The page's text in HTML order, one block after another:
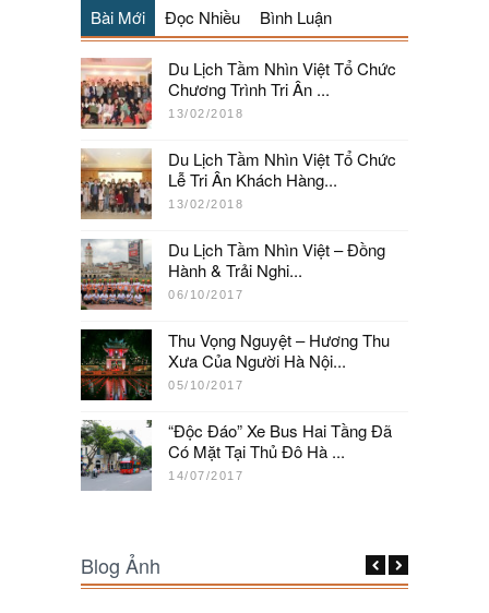
Bài Mới Đọc Nhiều Bình Luận
Du Lịch Tầm Nhìn Việt Tổ Chức
Chương Trình Tri Ân ...
13/02/2018
Du Lịch Tầm Nhìn Việt Tổ Chức
Lễ Tri Ân Khách Hàng...
13/02/2018
Du Lịch Tầm Nhìn Việt – Đồng
Hành & Trải Nghi...
06/10/2017
Thu Vọng Nguyệt – Hương Thu
Xưa Của Người Hà Nội...
05/10/2017
“Độc Đáo” Xe Bus Hai Tầng Đã
Có Mặt Tại Thủ Đô Hà ...
14/07/2017
Blog Ảnh